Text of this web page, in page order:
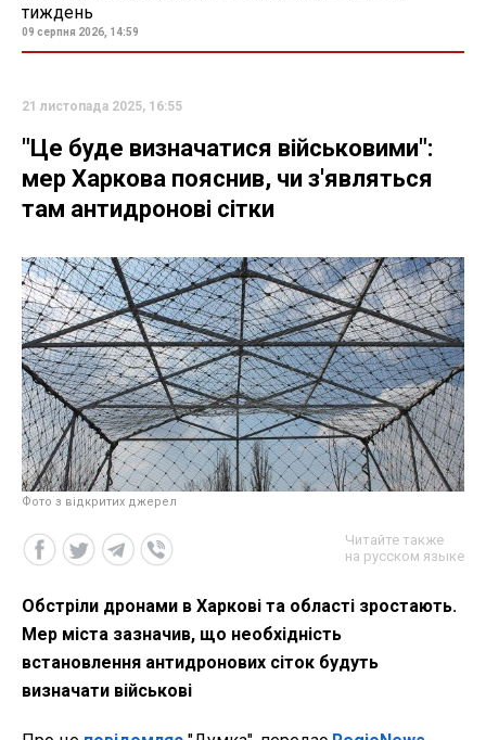
тиждень
09 серпня 2026, 14:59
21 листопада 2025, 16:55
"Це буде визначатися військовими":
мер Харкова пояснив, чи з'являться
там антидронові сітки
Фото з відкритих джерел
Читайте также
на русском языке
Обстріли дронами в Харкові та області зростають.
Мер міста зазначив, що необхідність
встановлення антидронових сіток будуть
визначати військові